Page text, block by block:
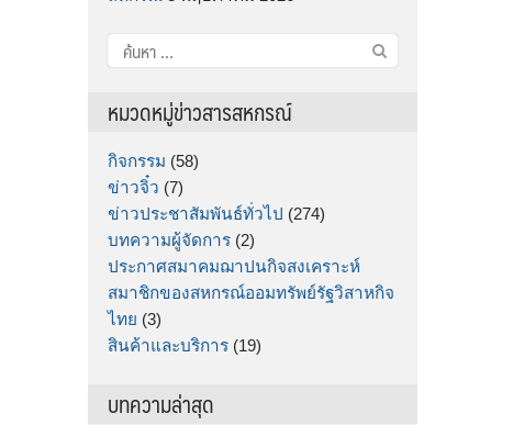
ค้นหา
สำหรับ:
หมวดหมู่ข่าวสารสหกรณ์
กิจกรรม (58)
ข่าวจิ๋ว (7)
ข่าวประชาสัมพันธ์ทั่วไป (274)
บทความผู้จัดการ (2)
ประกาศสมาคมฌาปนกิจสงเคราะห์
สมาชิกของสหกรณ์ออมทรัพย์รัฐวิสาหกิจ
ไทย (3)
สินค้าและบริการ (19)
บทความล่าสุด